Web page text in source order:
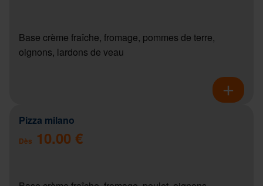
Base crème fraîche, fromage, pommes de terre,
oignons, lardons de veau
Pizza milano
Dès 10.00 €